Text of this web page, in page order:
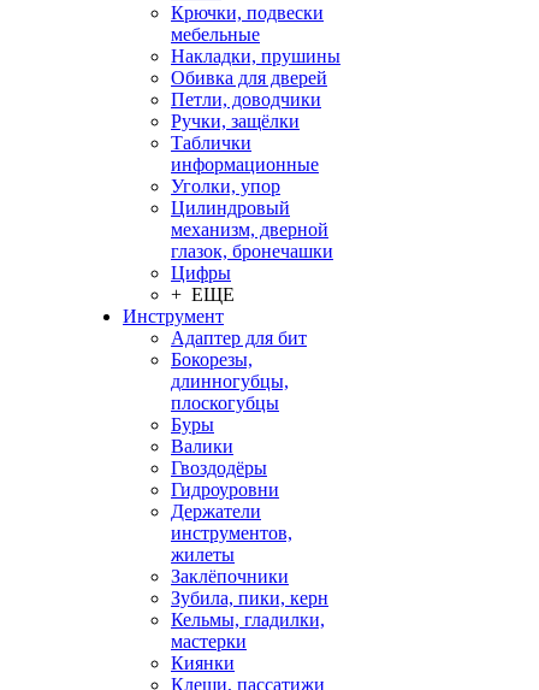
Крючки, подвески
мебельные
Накладки, прушины
Обивка для дверей
Петли, доводчики
Ручки, защёлки
Таблички
информационные
Уголки, упор
Цилиндровый
механизм, дверной
глазок, бронечашки
Цифры
+ ЕЩЕ
Инструмент
Адаптер для бит
Бокорезы,
длинногубцы,
плоскогубцы
Буры
Валики
Гвоздодёры
Гидроуровни
Держатели
инструментов,
жилеты
Заклёпочники
Зубила, пики, керн
Кельмы, гладилки,
мастерки
Киянки
Клещи, пассатижи